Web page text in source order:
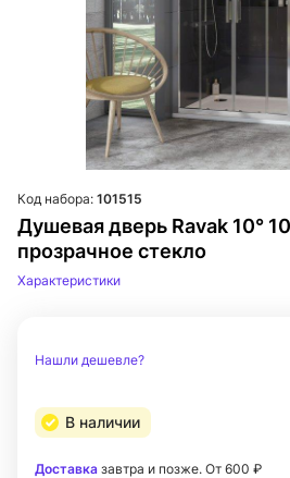
Душевая дверь Ravak 10°
прозрачное стекло
Код набора: 101515
Характеристики
Нашли дешевле?
В наличии
Доставка завтра и позже. От 600 ₽